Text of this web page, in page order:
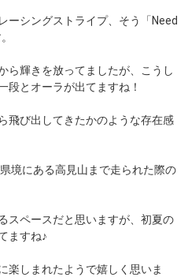
ーシングストライプ、そう「Need
ら輝きを放ってましたが、こうし
段とオーラが出てますね！
飛び出してきたかのような存在感
境にある高見山まで走られた際の
スペースだと思いますが、初夏の
ますね♪
楽しまれたようで嬉しく思いま